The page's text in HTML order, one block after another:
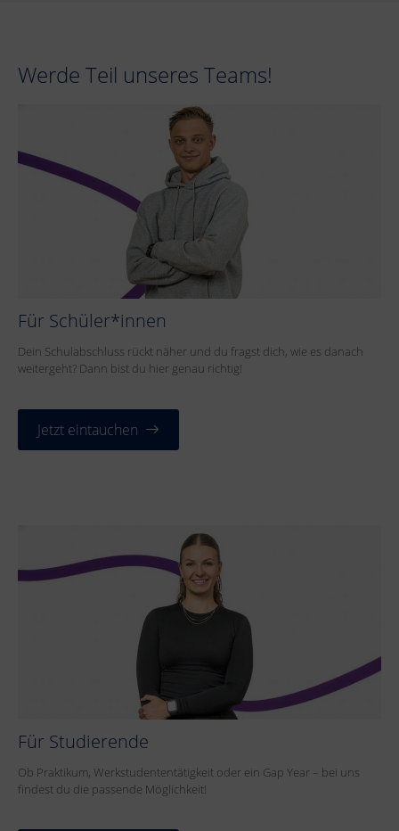
Werde Teil unseres Teams!
Für Schüler*innen
Dein Schulabschluss rückt näher und du fragst dich, wie es danach
weitergeht? Dann bist du hier genau richtig!
Jetzt eintauchen
Für Studierende
Ob Praktikum, Werkstudententätigkeit oder ein Gap Year – bei uns
findest du die passende Möglichkeit!